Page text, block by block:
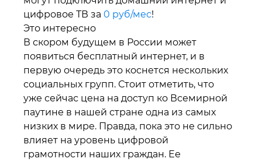
цифровое ТВ за 0 руб/мес!
Это интересно
В скором будущем в России может
появиться бесплатный интернет, и в
первую очередь это коснется нескольких
социальных групп. Стоит отметить, что
уже сейчас цена на доступ ко Всемирной
паутине в нашей стране одна из самых
низких в мире. Правда, пока это не сильно
влияет на уровень цифровой
грамотности наших граждан. Ее